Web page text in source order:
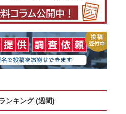
ンキング (週間)